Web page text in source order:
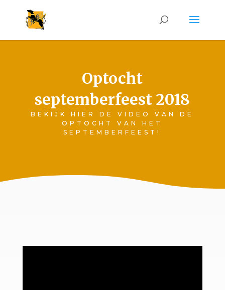
Optocht
septemberfeest 2018
BEKIJK HIER DE VIDEO VAN DE
OPTOCHT VAN HET
SEPTEMBERFEEST!